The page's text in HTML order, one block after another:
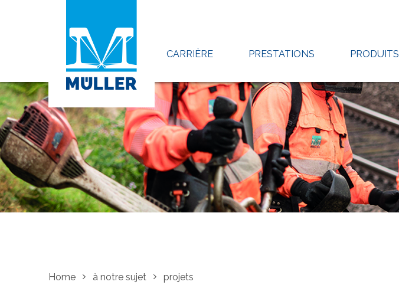
CARRIÈRE PRESTATIONS PRODUITS
Home à notre sujet projets